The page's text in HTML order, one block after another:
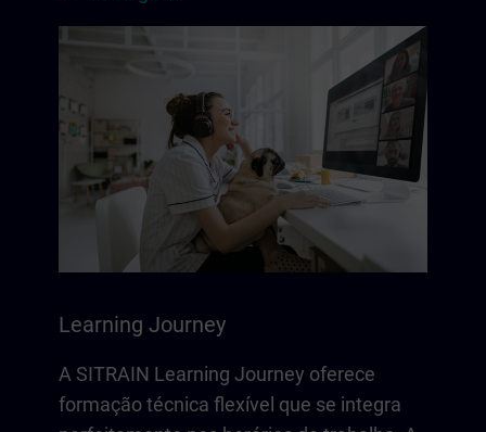
Learning Journey
A SITRAIN Learning Journey oferece
formação técnica flexível que se integra